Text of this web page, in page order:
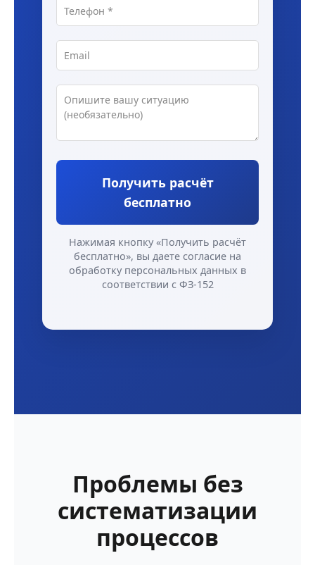
Получить расчёт
бесплатно
Нажимая кнопку «Получить расчёт
бесплатно», вы даете согласие на
обработку персональных данных в
соответствии с ФЗ-152
Проблемы без
систематизации
процессов